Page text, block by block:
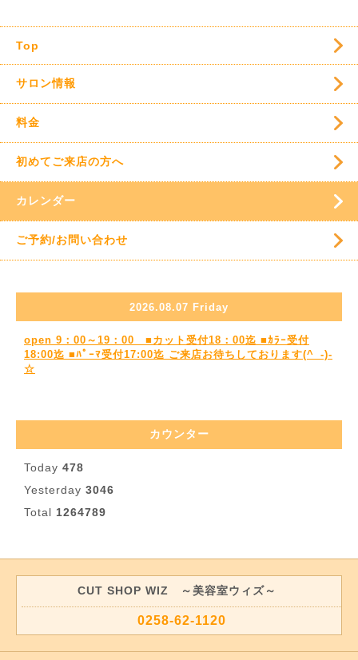
Top
サロン情報
料金
初めてご来店の方へ
カレンダー
ご予約/お問い合わせ
2026.08.07 Friday
open 9：00～19：00 ■カット受付18：00迄 ■ｶﾗｰ受付
18:00迄 ■ﾊﾟｰﾏ受付17:00迄 ご来店お待ちしております(^_-)-
☆
カウンター
Today 478
Yesterday 3046
Total 1264789
CUT SHOP WIZ ～美容室ウィズ～
0258-62-1120